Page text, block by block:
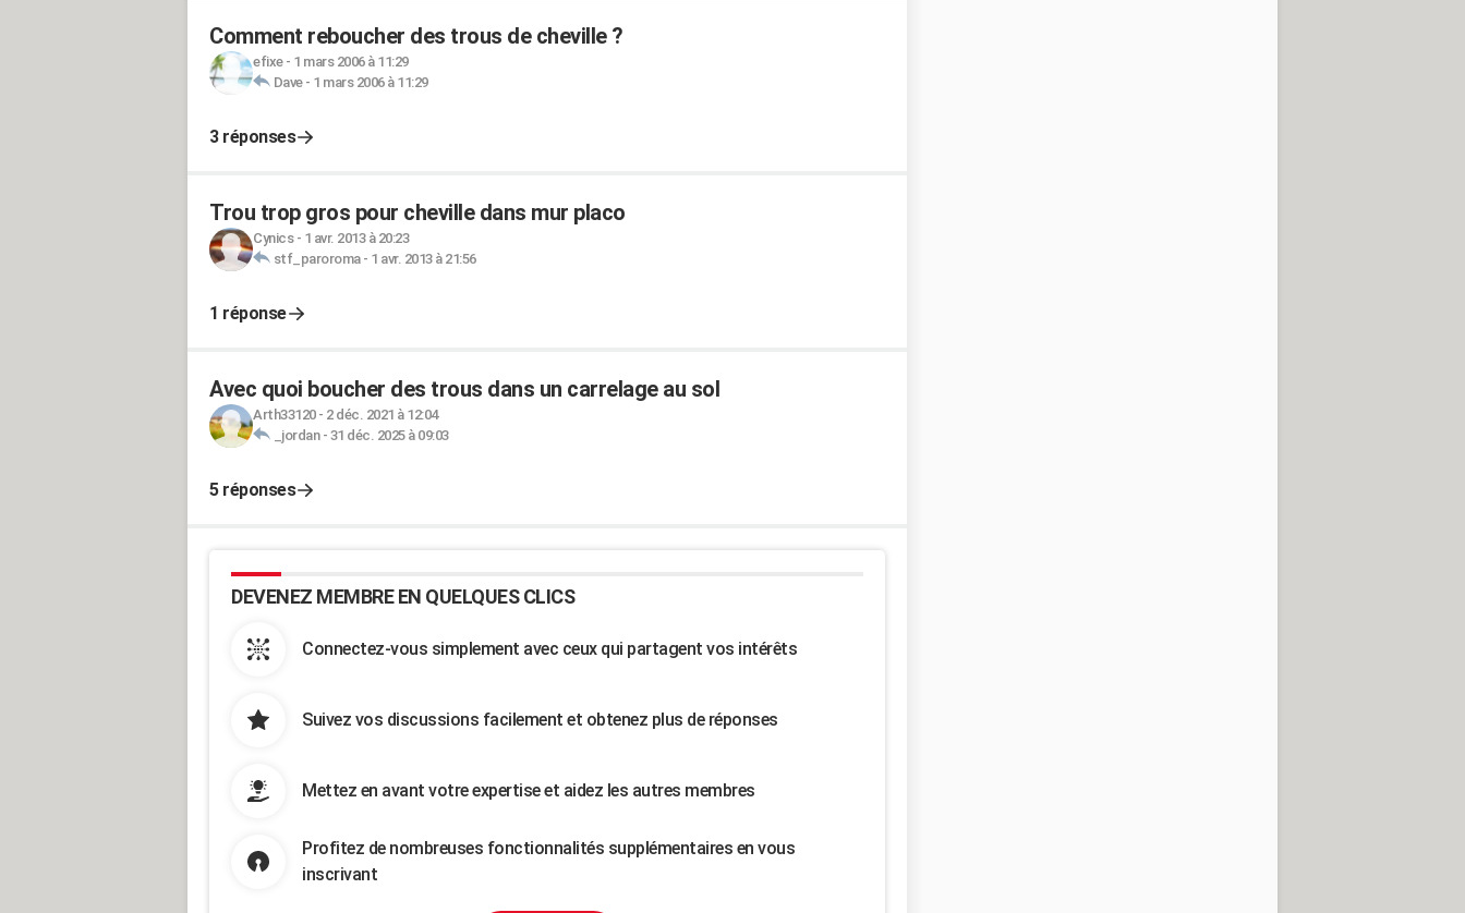
Comment reboucher des trous de cheville ?
efixe- 1 mars 2006 à 11:29
Dave- 1 mars 2006 à 11:29
3 réponses
Trou trop gros pour cheville dans mur placo
Cynics- 1 avr. 2013 à 20:23
stf_paroroma- 1 avr. 2013 à 21:56
1 réponse
Avec quoi boucher des trous dans un carrelage au sol
Arth33120- 2 déc. 2021 à 12:04
_jordan- 31 déc. 2025 à 09:03
5 réponses
DEVENEZ MEMBRE EN QUELQUES CLICS
Connectez-vous simplement avec ceux qui partagent vos intérêts
Suivez vos discussions facilement et obtenez plus de réponses
Mettez en avant votre expertise et aidez les autres membres
Profitez de nombreuses fonctionnalités supplémentaires en vous
inscrivant